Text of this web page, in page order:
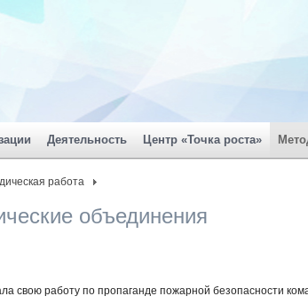
Деятельность Центр «Точка роста»
работа
объединения
свою работу по пропаганде пожарной безопасности